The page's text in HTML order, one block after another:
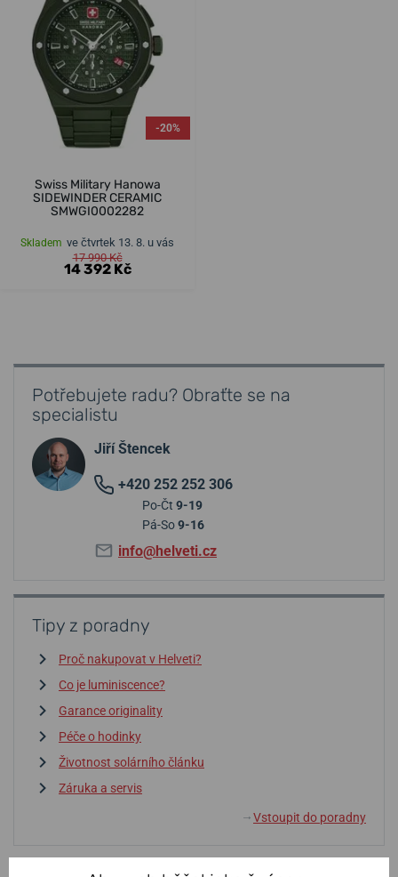
-20%
Swiss Military Hanowa
SIDEWINDER CERAMIC
SMWGI0002282
Skladem ve čtvrtek 13. 8. u vás
17 990 Kč
14 392 Kč
Potřebujete radu? Obraťte se na
specialistu
Jiří Štencek
+420 252 252 306
Po-Čt 9-19
Pá-So9-16
info@helveti.cz
Tipy z poradny
Proč nakupovat v Helveti?
Co je luminiscence?
Garance originality
Péče o hodinky
Životnost solárního článku
Záruka a servis
↓ Vstoupit do poradny